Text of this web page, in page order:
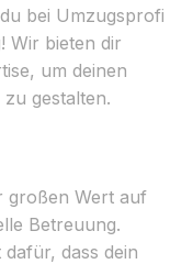
bei Umzugsprofi
Wir bieten dir
um deinen
gestalten.
großen Wert auf
Betreuung.
dass dein